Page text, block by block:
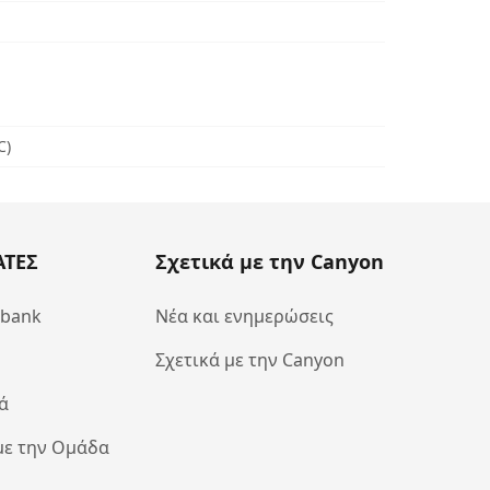
την Ομάδα
Σχετικά με την Canyon
Νέα και ενημερώσεις
Σχετικά με την Canyon